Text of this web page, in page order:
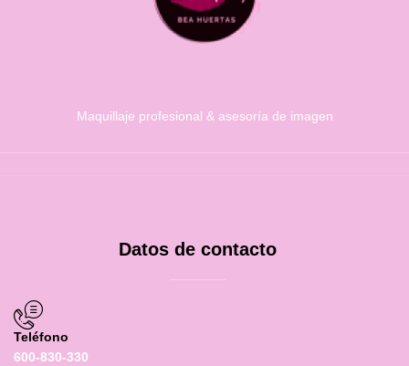
Maquillaje profesional & asesoría de imagen
Datos de contacto
Teléfono
600-830-330